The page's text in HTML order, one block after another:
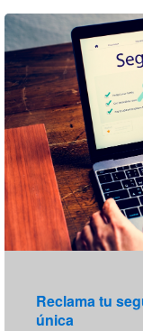
Reclama tu
única